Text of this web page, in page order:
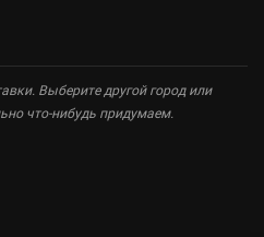
Выберите другой город или
что-нибудь придумаем.